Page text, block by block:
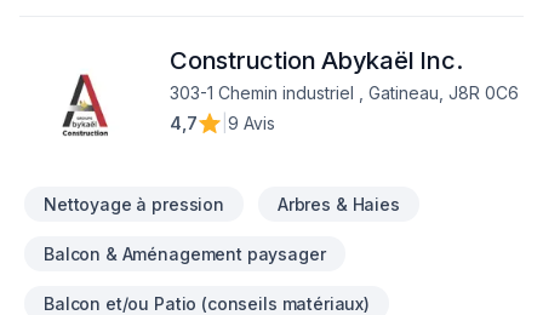
Construction Abykaël Inc.
303-1 Chemin industriel , Gatineau, J8R 0C6
4,7
9 Avis
Nettoyage à pression Arbres & Haies
Balcon & Aménagement paysager
Balcon et/ou Patio (conseils matériaux)